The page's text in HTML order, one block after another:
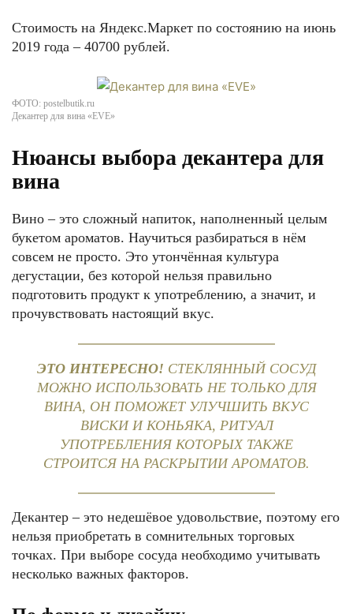
Стоимость на Яндекс.Маркет по состоянию на июнь
2019 года – 40700 рублей.
ФОТО: postelbutik.ru
Декантер для вина «EVE»
Нюансы выбора декантера для
вина
Вино – это сложный напиток, наполненный целым
букетом ароматов. Научиться разбираться в нём
совсем не просто. Это утончённая культура
дегустации, без которой нельзя правильно
подготовить продукт к употреблению, а значит, и
прочувствовать настоящий вкус.
ЭТО ИНТЕРЕСНО! СТЕКЛЯННЫЙ СОСУД
МОЖНО ИСПОЛЬЗОВАТЬ НЕ ТОЛЬКО ДЛЯ
ВИНА, ОН ПОМОЖЕТ УЛУЧШИТЬ ВКУС
ВИСКИ И КОНЬЯКА, РИТУАЛ
УПОТРЕБЛЕНИЯ КОТОРЫХ ТАКЖЕ
СТРОИТСЯ НА РАСКРЫТИИ АРОМАТОВ.
Декантер – это недешёвое удовольствие, поэтому его
нельзя приобретать в сомнительных торговых
точках. При выборе сосуда необходимо учитывать
несколько важных факторов.